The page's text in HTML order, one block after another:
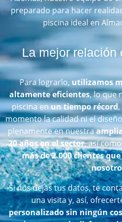
preparado para hacer
piscina ideal en
La mejor relación
Para lograrlo, utilizamos
altamente eficientes, lo que
piscina enun tiempo récord
momento la calidad ni el
plenamente en nuestra
20 años en el sector, así
más de 2.000 clientes
Si nos dejas tus datos, te
una visita y, así,
personalizado sin ningún